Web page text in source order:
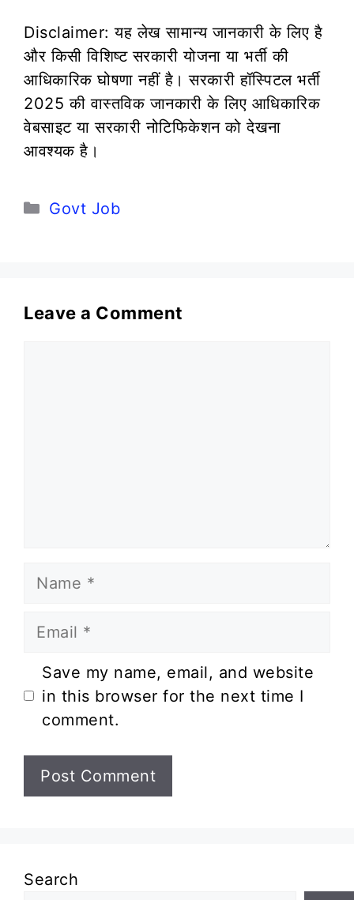
Disclaimer: यह लेख सामान्य जानकारी के लिए है
और किसी विशिष्ट सरकारी योजना या भर्ती की
आधिकारिक घोषणा नहीं है। सरकारी हॉस्पिटल भर्ती
2025 की वास्तविक जानकारी के लिए आधिकारिक
वेबसाइट या सरकारी नोटिफिकेशन को देखना
आवश्यक है।
Categories
Govt Job
Leave a Comment
Name
Email
Website
Save my name, email, and website
in this browser for the next time I
comment.
Search